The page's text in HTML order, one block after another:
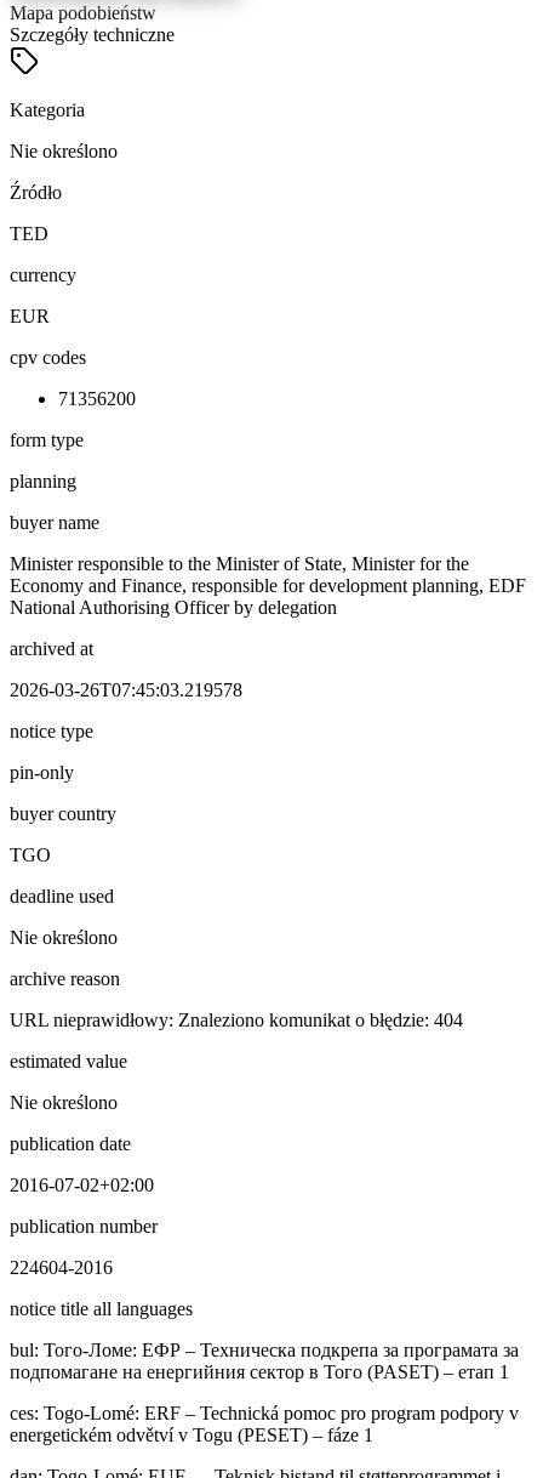
Mapa podobieństw
Szczegóły techniczne
Kategoria
Nie określono
Źródło
TED
currency
EUR
cpv codes
71356200
form type
planning
buyer name
Minister responsible to the Minister of State, Minister for the
Economy and Finance, responsible for development planning, EDF
National Authorising Officer by delegation
archived at
2026-03-26T07:45:03.219578
notice type
pin-only
buyer country
TGO
deadline used
Nie określono
archive reason
URL nieprawidłowy: Znaleziono komunikat o błędzie: 404
estimated value
Nie określono
publication date
2016-07-02+02:00
publication number
224604-2016
notice title all languages
bul: Того-Ломе: ЕФР – Техническа подкрепа за програмата за
подпомагане на енергийния сектор в Того (PASET) – етап 1
ces: Togo-Lomé: ERF – Technická pomoc pro program podpory v
energetickém odvětví v Togu (PESET) – fáze 1